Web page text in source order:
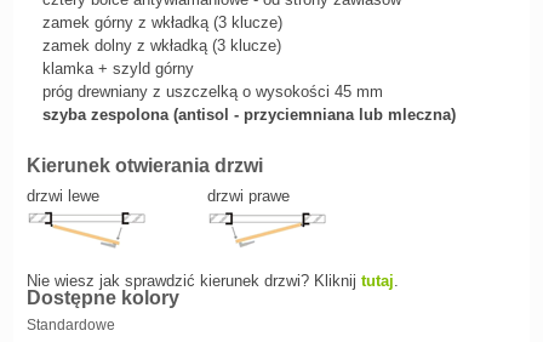
zamek górny z wkładką (3 klucze)
zamek dolny z wkładką (3 klucze)
klamka + szyld górny
próg drewniany z uszczelką o wysokości 45 mm
szyba zespolona (antisol - przyciemniana lub mleczna)
Kierunek otwierania drzwi
drzwi lewe drzwi prawe
Nie wiesz jak sprawdzić kierunek drzwi? Kliknij tutaj.
Dostępne kolory
Standardowe